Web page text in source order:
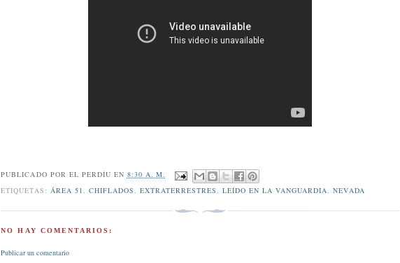
PUBLICADO POR EL PERDÍU EN 8:30 A. M.
ETIQUETAS: ÁREA 51, CHIFLADOS, EXTRATERRESTRES,LEÍDO EN LA VANGUARDIA,NEVADA
NO HAY COMENTARIOS:
Publicar un comentario